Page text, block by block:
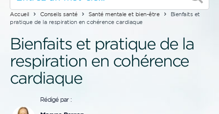
Accueil Conseils santé Santé mentale et bien-être
Bienfaits et
pratique de la respiration en cohérence cardiaque
Bienfaits et pratique de la
respiration en cohérence
cardiaque
Rédigé par :